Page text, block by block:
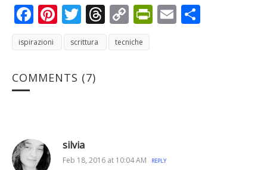
Facebook
Pinterest
Twitter
Threads
Copy
Link
PrintFriendly
Email
ispirazioni scrittura tecniche
COMMENTS (7)
silvia
Feb 18, 2016 at 10:04 AM REPLY